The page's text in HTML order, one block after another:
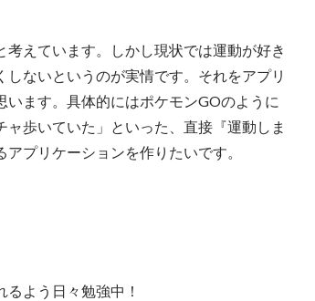
えています。しかし現状では運動が好き
ないというのが実情です。それをアプリ
ます。具体的にはポケモンGOのように
ャ歩いていた」といった、直接『運動しま
プリケーションを作りたいです。
よう日々勉強中！